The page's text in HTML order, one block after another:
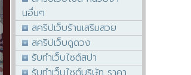
นอื่นๆ
สคริปเว็บร้านเสริมสวย
สคริปเว็บดูดวง
รับทำเว็บไซต์สปา